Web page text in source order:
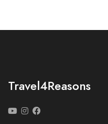
Travel4Reasons